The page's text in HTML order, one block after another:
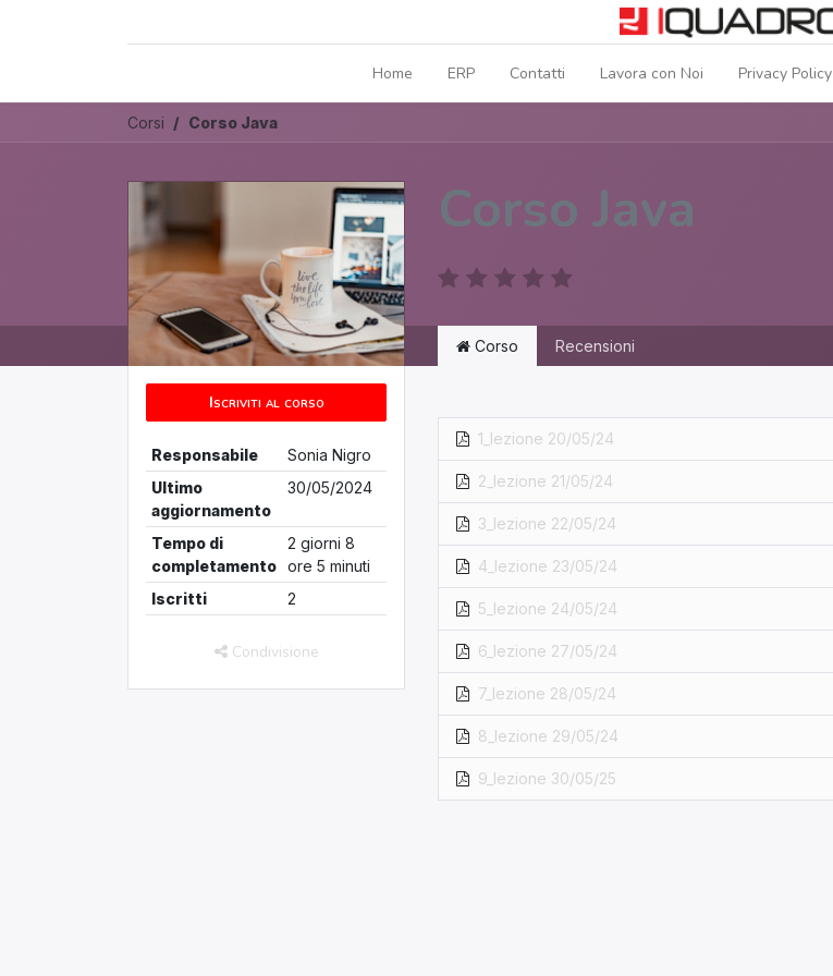
Home ERP Contatti Lavora con Noi Privacy Policy
Corsi Corso Java
Corso Java
Iscriviti al corso
Responsabile
Sonia Nigro
Ultimo
aggiornamento
30/05/2024
Tempo di
completamento
2 giorni 8
ore 5 minuti
Iscritti
2
Condivisione
Corso Recensioni
1_lezione 20/05/24
2_lezione 21/05/24
3_lezione 22/05/24
4_lezione 23/05/24
5_lezione 24/05/24
6_lezione 27/05/24
7_lezione 28/05/24
8_lezione 29/05/24
9_lezione 30/05/25